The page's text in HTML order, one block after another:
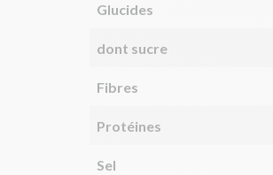
Glucides
dont sucre
Fibres
Protéines
Sel